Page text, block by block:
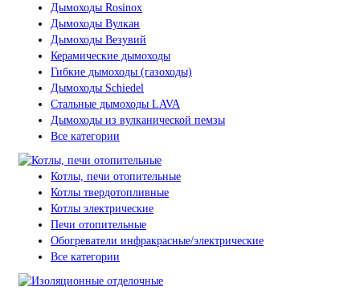
Дымоходы Rosinox
Дымоходы Вулкан
Дымоходы Везувий
Керамические дымоходы
Гибкие дымоходы (газоходы)
Дымоходы Schiedel
Стальные дымоходы LAVA
Дымоходы из вулканической пемзы
Все категории
Котлы, печи отопительные
Котлы твердотопливные
Котлы электрические
Печи отопительные
Обогреватели инфракрасные/электрические
Все категории